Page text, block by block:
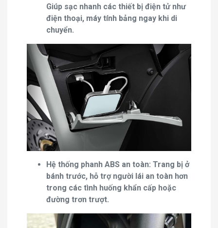
Giúp sạc nhanh các thiết bị điện tử như
điện thoại, máy tính bảng ngay khi di
chuyển.
Hệ thống phanh ABS an toàn: Trang bị ở
bánh trước, hỗ trợ người lái an toàn hơn
trong các tình huống khẩn cấp hoặc
đường trơn trượt.